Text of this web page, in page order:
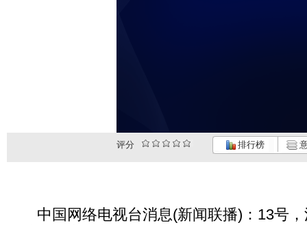
评分 排行榜
中国网络电视台消息(新闻联播)：13号，